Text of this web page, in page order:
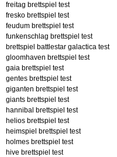
freitag brettspiel test
fresko brettspiel test
feudum brettspiel test
funkenschlag brettspiel test
brettspiel battlestar galactica test
gloomhaven brettspiel test
gaia brettspiel test
gentes brettspiel test
giganten brettspiel test
giants brettspiel test
hannibal brettspiel test
helios brettspiel test
heimspiel brettspiel test
holmes brettspiel test
hive brettspiel test